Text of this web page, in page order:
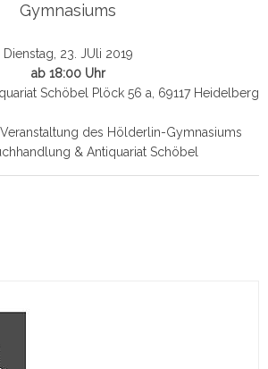
Gymnasiums
Dienstag, 23. JUli 2019
ab 18:00 Uhr
Schöbel Plöck 56 a, 69117 Heidelberg
des Hölderlin-Gymnasiums
& Antiquariat Schöbel